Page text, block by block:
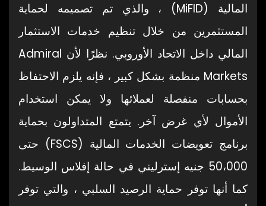
المالية (MiFID) ، والذي تم تصميمه لحماية
المستثمرين من خلال تنظيم خدمات الاستثمار
المالي داخل الاتحاد الأوروبي. نظرًا لأن Admiral
Markets منظمة بشكل كبير ، فإنه يلزم الاحتفاظ
بحسابات منفصلة لعملائها ولا يمكن استخدام
الأموال لأي غرض آخر. يتمتع المتداولون بحماية
برنامج تعويضات الخدمات المالية (FSCS) حتى
50،000 جنيه إسترليني في حالة إفلاس الوسيط.
كما أنها توفر حماية الرصيد السلبي ، والتي توفر